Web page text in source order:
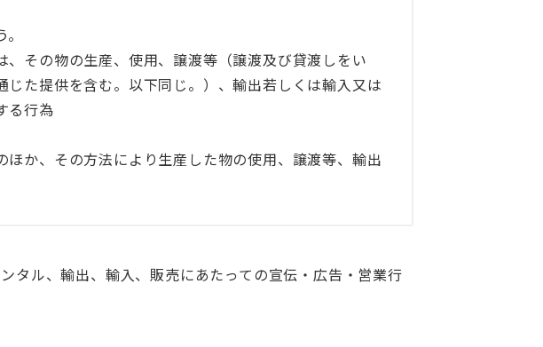
その物の生産、使用、譲渡等（譲渡及び貸渡しをい
た提供を含む。以下同じ。）、輸出若しくは輸入又は
る行為
か、その方法により生産した物の使用、譲渡等、輸出
タル、輸出、輸入、販売にあたっての宣伝・広告・営業行